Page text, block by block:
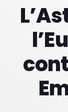
play_arrow